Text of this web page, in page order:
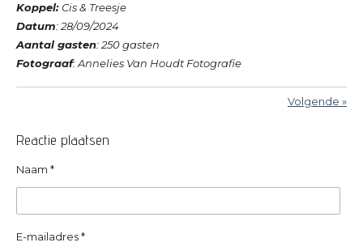
Koppel:Cis & Treesje
Datum: 28/09/2024
Aantal gasten: 250 gasten
Fotograaf: Annelies Van Houdt Fotografie
Volgende »
Reactie plaatsen
Naam *
E-mailadres *